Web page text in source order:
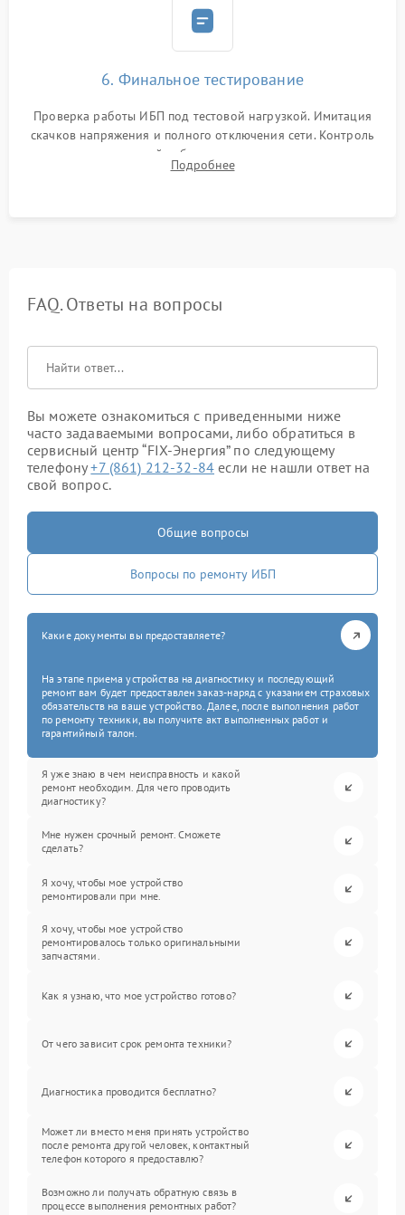
6. Финальное тестирование
Проверка работы ИБП под тестовой нагрузкой. Имитация
скачков напряжения и полного отключения сети. Контроль
времени автономной работы, температурного режима и
корректности формы выходного сигнала.
Подробнее
FAQ. Ответы на вопросы
Вы можете ознакомиться с приведенными ниже
часто задаваемыми вопросами, либо обратиться в
сервисный центр “FIX-Энергия” по следующему
телефону+7 (861) 212-32-84 если не нашли ответ на
свой вопрос.
Общие вопросы
Вопросы по ремонту ИБП
Какие документы вы предоставляете?
На этапе приема устройства на диагностику и последующий
ремонт вам будет предоставлен заказ-наряд с указанием страховых
обязательств на ваше устройство. Далее, после выполнения работ
по ремонту техники, вы получите акт выполненных работ и
гарантийный талон.
Я уже знаю в чем неисправность и какой
ремонт необходим. Для чего проводить
диагностику?
Мне нужен срочный ремонт. Сможете
сделать?
Я хочу, чтобы мое устройство
ремонтировали при мне.
Я хочу, чтобы мое устройство
ремонтировалось только оригинальными
запчастями.
Как я узнаю, что мое устройство готово?
От чего зависит срок ремонта техники?
Диагностика проводится бесплатно?
Может ли вместо меня принять устройство
после ремонта другой человек, контактный
телефон которого я предоставлю?
Возможно ли получать обратную связь в
процессе выполнения ремонтных работ?